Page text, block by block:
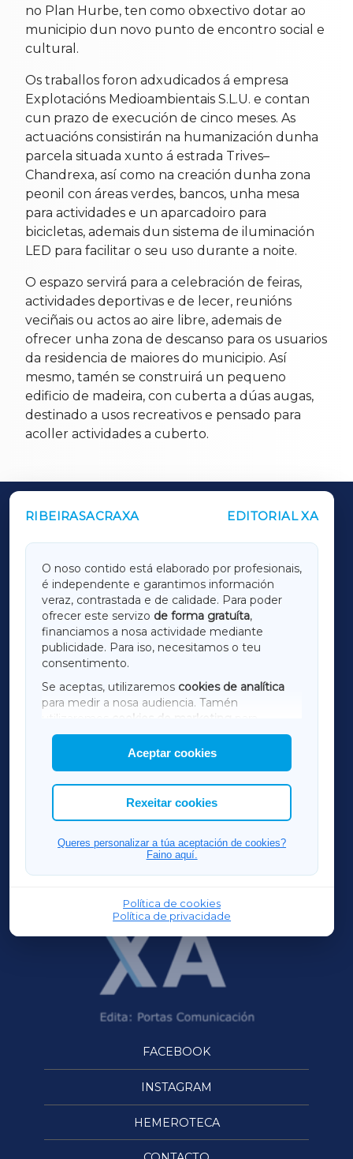
no Plan Hurbe, ten como obxectivo dotar ao
municipio dun novo punto de encontro social e
cultural.
Os traballos foron adxudicados á empresa
Explotacións Medioambientais S.L.U. e contan
cun prazo de execución de cinco meses. As
actuacións consistirán na humanización dunha
parcela situada xunto á estrada Trives–
Chandrexa, así como na creación dunha zona
peonil con áreas verdes, bancos, unha mesa
para actividades e un aparcadoiro para
bicicletas, ademais dun sistema de iluminación
LED para facilitar o seu uso durante a noite.
O espazo servirá para a celebración de feiras,
actividades deportivas e de lecer, reunións
veciñais ou actos ao aire libre, ademais de
ofrecer unha zona de descanso para os usuarios
da residencia de maiores do municipio. Así
mesmo, tamén se construirá un pequeno
edificio de madeira, con cuberta a dúas augas,
destinado a usos recreativos e pensado para
acoller actividades a cuberto.
RIBEIRASACRAXA EDITORIAL XA
O noso contido está elaborado por profesionais,
é independente e garantimos información
veraz, contrastada e de calidade. Para poder
ofrecer este servizo de forma gratuíta,
financiamos a nosa actividade mediante
publicidade. Para iso, necesitamos o teu
consentimento.
Se aceptas, utilizaremos cookies de analítica
para medir a nosa audiencia. Tamén
utilizaremos
cookies de marketing
mostrar publicidade de terceiros.
Así mesmo, podes personalizar a elección das
cookies que desexas permitir.
Aceptar cookies
Rexeitar cookies
Queres personalizar a túa aceptación de cookies?
Faino aquí.
Política de cookies
Política de privacidade
OUTROS PERIÓDICOS
LUGOXA
TERRACHAXA
AMARIÑAXA
RIBEIRASACRAXA
ACORUÑAXA
FERROLXA
OURENSEXA
FACEBOOK
INSTAGRAM
HEMEROTECA